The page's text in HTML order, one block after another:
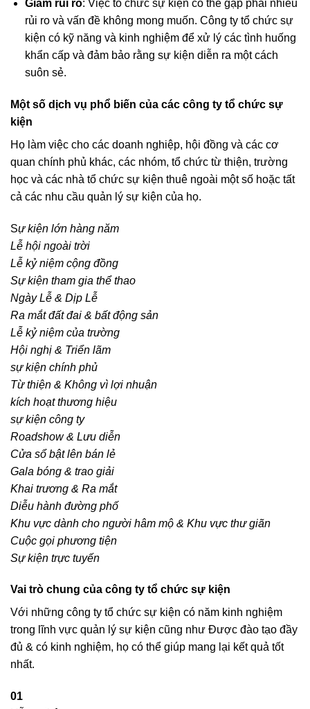
Giảm rủi ro: Việc tổ chức sự kiện có thể gặp phải nhiều
rủi ro và vấn đề không mong muốn. Công ty tổ chức sự
kiện có kỹ năng và kinh nghiệm để xử lý các tình huống
khẩn cấp và đảm bảo rằng sự kiện diễn ra một cách
suôn sẻ.
Một số dịch vụ phổ biến của các công ty tổ chức sự
kiện
Họ làm việc cho các doanh nghiệp, hội đồng và các cơ
quan chính phủ khác, các nhóm, tổ chức từ thiện, trường
học và các nhà tổ chức sự kiện thuê ngoài một số hoặc tất
cả các nhu cầu quản lý sự kiện của họ.
Sự kiện lớn hàng năm
Lễ hội ngoài trời
Lễ kỷ niệm cộng đồng
Sự kiện tham gia thể thao
Ngày Lễ & Dịp Lễ
Ra mắt đất đai & bất động sản
Lễ kỷ niệm của trường
Hội nghị & Triển lãm
sự kiện chính phủ
Từ thiện & Không vì lợi nhuận
kích hoạt thương hiệu
sự kiện công ty
Roadshow & Lưu diễn
Cửa sổ bật lên bán lẻ
Gala bóng & trao giải
Khai trương & Ra mắt
Diễu hành đường phố
Khu vực dành cho người hâm mộ & Khu vực thư giãn
Cuộc gọi phương tiện
Sự kiện trực tuyến
Vai trò chung của công ty tổ chức sự kiện
Với những công ty tổ chức sự kiện có năm kinh nghiệm
trong lĩnh vực quản lý sự kiện cũng như Được đào tạo đầy
đủ & có kinh nghiệm, họ có thể giúp mang lại kết quả tốt
nhất.
01